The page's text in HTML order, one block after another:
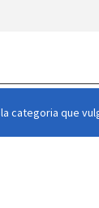
categoria que